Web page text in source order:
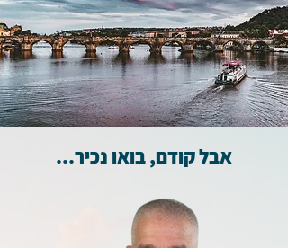
אבל קודם, בואו נכיר...